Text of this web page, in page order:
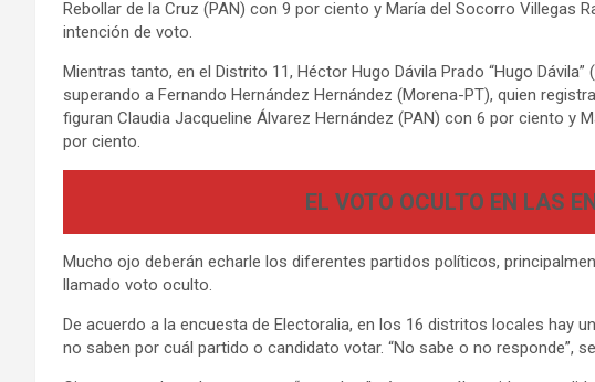
Rebollar de la Cruz (PAN) con 9 por ciento y María del Socorro Villegas
intención de voto.
Mientras tanto, en el Distrito 11, Héctor Hugo Dávila Prado “Hugo
superando a Fernando Hernández Hernández (Morena-PT), quien
figuran Claudia Jacqueline Álvarez Hernández (PAN) con 6 por ciento y
por ciento.
EL VOTO OCULTO EN LAS
Mucho ojo deberán echarle los diferentes partidos políticos,
llamado voto oculto.
De acuerdo a la encuesta de Electoralia, en los 16 distritos locales hay
no saben por cuál partido o candidato votar. “No sabe o no responde”,